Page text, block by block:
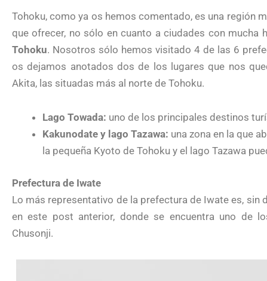
Tohoku, como ya os hemos comentado, es una región
que ofrecer, no sólo en cuanto a ciudades con
Tohoku. Nosotros sólo hemos visitado 4 de las 6
os dejamos anotados dos de los lugares que nos
Akita, las situadas más al norte de Tohoku.
Lago Towada: uno de los principales destinos
Kakunodate y lago Tazawa: una zona en la que
la pequeña Kyoto de Tohoku y el lago Tazawa
Prefectura de Iwate
Lo más representativo de la prefectura de Iwate es, sin
en este post anterior, donde se encuentra uno de
Chusonji.